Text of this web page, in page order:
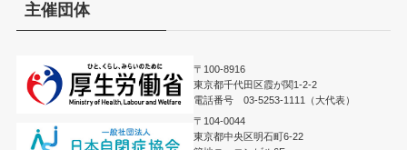
主催団体
〒100-8916
東京都千代田区霞が関1-2-2
電話番号 03-5253-1111（大代表）
〒104-0044
東京都中央区明石町6-22